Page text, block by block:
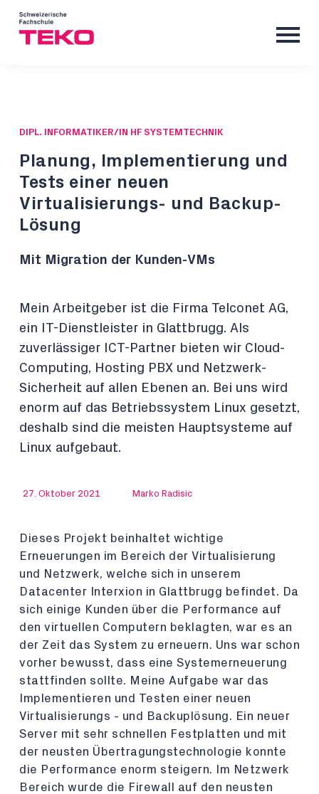
DIPL. INFORMATIKER/IN HF SYSTEMTECHNIK
Planung, Implementierung und
Tests einer neuen
Virtualisierungs- und Backup-
Lösung
Mit Migration der Kunden-VMs
Mein Arbeitgeber ist die Firma Telconet AG,
ein IT-Dienstleister in Glattbrugg. Als
zuverlässiger ICT-Partner bieten wir Cloud-
Computing, Hosting PBX und Netzwerk-
Sicherheit auf allen Ebenen an. Bei uns wird
enorm auf das Betriebssystem Linux gesetzt,
deshalb sind die meisten Hauptsysteme auf
Linux aufgebaut.
27. Oktober 2021 Marko Radisic
Dieses Projekt beinhaltet wichtige
Erneuerungen im Bereich der Virtualisierung
und Netzwerk, welche sich in unserem
Datacenter Interxion in Glattbrugg befindet. Da
sich einige Kunden über die Performance auf
den virtuellen Computern beklagten, war es an
der Zeit das System zu erneuern. Uns war schon
vorher bewusst, dass eine Systemerneuerung
stattfinden sollte. Meine Aufgabe war das
Implementieren und Testen einer neuen
Virtualisierungs - und Backuplösung. Ein neuer
Server mit sehr schnellen Festplatten und mit
der neusten Übertragungstechnologie konnte
die Performance enorm steigern. Im Netzwerk
Bereich wurde die Firewall auf den neusten